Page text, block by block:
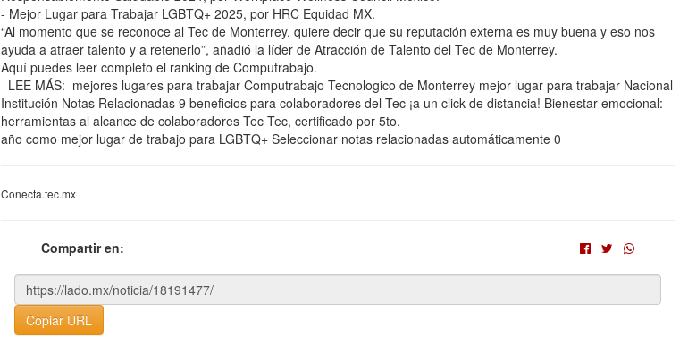
- Mejor Lugar para Trabajar LGBTQ+ 2025, por HRC Equidad MX.
“Al momento que se reconoce al Tec de Monterrey, quiere decir que su reputación externa es muy buena y eso nos
ayuda a atraer talento y a retenerlo”, añadió la líder de Atracción de Talento del Tec de Monterrey.
Aquí puedes leer completo el ranking de Computrabajo.
LEE MÁS: mejores lugares para trabajar Computrabajo Tecnologico de Monterrey mejor lugar para trabajar Nacional
Institución Notas Relacionadas 9 beneficios para colaboradores del Tec ¡a un click de distancia! Bienestar emocional:
herramientas al alcance de colaboradores Tec Tec, certificado por 5to.
año como mejor lugar de trabajo para LGBTQ+ Seleccionar notas relacionadas automáticamente 0
Conecta.tec.mx
Compartir en:
Copiar URL